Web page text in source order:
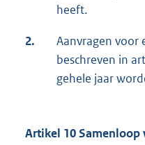
heeft.
2.
Aanvragen voor
beschreven in
gehele jaar
Artikel 10 Samenloop